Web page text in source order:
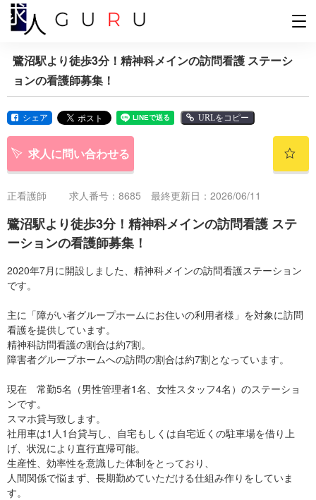
鷺沼駅より徒歩3分！精神科メインの訪問看護 ステーシ
ョンの看護師募集！
シェア URLをコピー
求人に問い合わせる
正看護師 求人番号：8685 最終更新日：2026/06/11
鷺沼駅より徒歩3分！精神科メインの訪問看護 ステ
ーションの看護師募集！
2020年7月に開設しました、精神科メインの訪問看護ステーション
です。
主に「障がい者グループホームにお住いの利用者様」を対象に訪問
看護を提供しています。
精神科訪問看護の割合は約7割。
障害者グループホームへの訪問の割合は約7割となっています。
現在 常勤5名（男性管理者1名、女性スタッフ4名）のステーショ
ンです。
スマホ貸与致します。
社用車は1人1台貸与し、自宅もしくは自宅近くの駐車場を借り上
げ、状況により直行直帰可能。
生産性、効率性を意識した体制をとっており、
人間関係で悩まず、長期勤めていただける仕組み作りをしていま
す。